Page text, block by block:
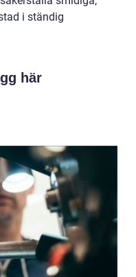
i ständig
här